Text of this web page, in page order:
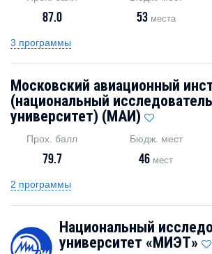
87.0 53места
3 программы
Московский авиационный
(национальный
университет) (МАИ)
Прох. балл
79.7
Бюдж. мест
46 мест
2 программы
Национальный
университет «МИЭТ»